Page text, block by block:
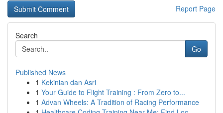
Report Page
Search
Go
Published News
1 Kekinian dan Asri
1 Your Guide to Flight Training : From Zero to...
1 Advan Wheels: A Tradition of Racing Performance